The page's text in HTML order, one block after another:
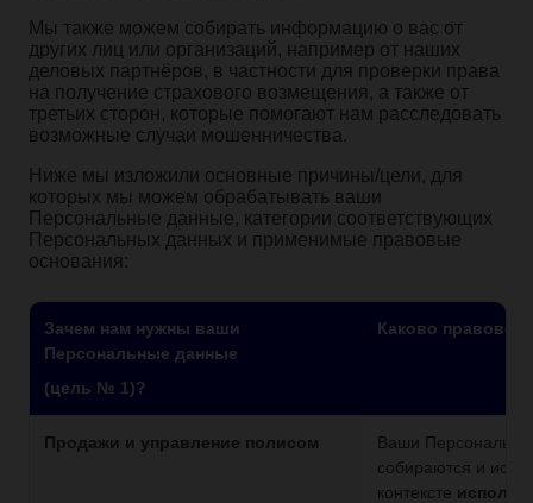
Мы также можем собирать информацию о вас от
других лиц или организаций, например от наших
деловых партнёров, в частности для проверки права
на получение страхового возмещения, а также от
третьих сторон, которые помогают нам расследовать
возможные случаи мошенничества.
Ниже мы изложили основные причины/цели, для
которых мы можем обрабатывать ваши
Персональные данные, категории соответствующих
Персональных данных и применимые правовые
основания:
Зачем нам нужны ваши
Персональные данные
(цель № 1)?
Каково правовое
Продажи и управление полисом
Ваши
собираются и
контексте